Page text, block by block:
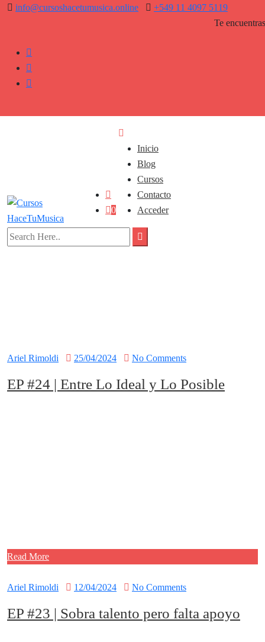
info@cursoshacetumusica.online
+549 11 4097 5119
Te encuentras
0
Inicio
Blog
Cursos
Contacto
Acceder
Ariel Rimoldi 25/04/2024 No Comments
EP #24 | Entre Lo Ideal y Lo Posible
Read More
Ariel Rimoldi 12/04/2024 No Comments
EP #23 | Sobra talento pero falta apoyo